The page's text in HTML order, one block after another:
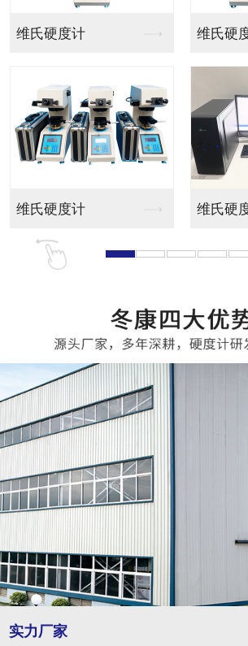
ZXQ-3金相试样自... ZXQ-2
ZXQ-1自动金相试... YMPZ-2
实力厂家